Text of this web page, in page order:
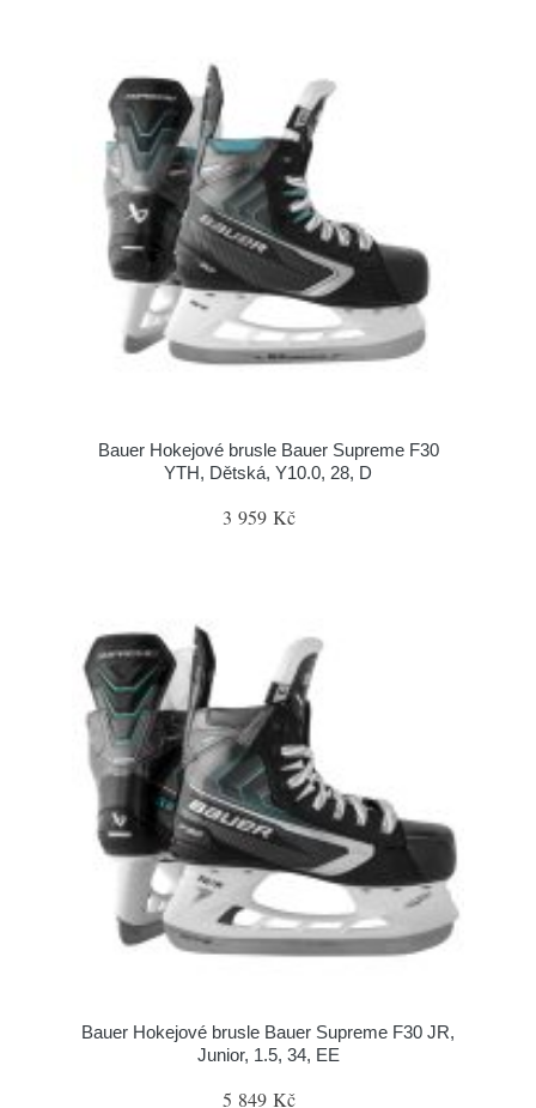
Bauer Hokejové brusle Bauer Supreme F30
YTH, Dětská, Y10.0, 28, D
3 959 Kč
Bauer Hokejové brusle Bauer Supreme F30 JR,
Junior, 1.5, 34, EE
5 849 Kč